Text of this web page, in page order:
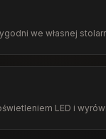
we własnej
LED i